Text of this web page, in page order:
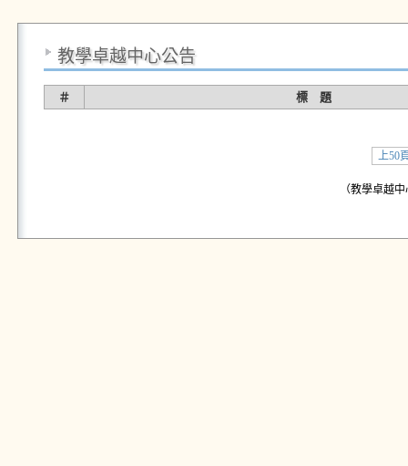
教學卓越中心公告
＃ 標 題
上50
（教學卓越